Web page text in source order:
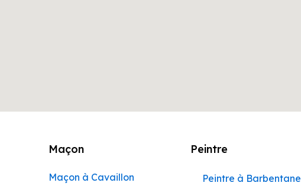
Maçon
Maçon à Cavaillon
Peintre
Peintre à Barbentane